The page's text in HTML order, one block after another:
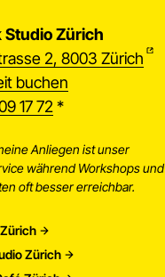
Studio Zürich
2, 8003 Zürich
buchen
17 72 *
Anliegen ist unser
während Workshops und
oft besser erreichbar.
Zürich